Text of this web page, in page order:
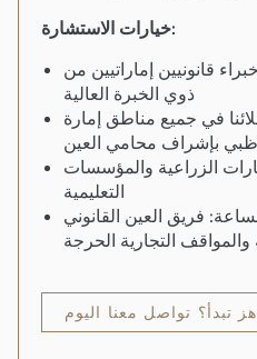
خيارات الاستشارة:
قانونيين إماراتيين من
ذوي الخبرة العالية
في جميع مناطق إمارة
بإشراف محامي العين
الزراعية والمؤسسات
التعليمية
فريق العين القانوني
والمواقف التجارية الحرجة
تبدأ؟ تواصل معنا اليوم